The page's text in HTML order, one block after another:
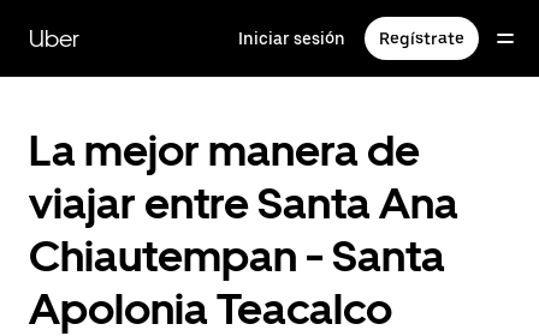
contenido
principal
Uber Iniciar sesión Regístrate
La mejor manera de
viajar entre Santa Ana
Chiautempan - Santa
Apolonia Teacalco